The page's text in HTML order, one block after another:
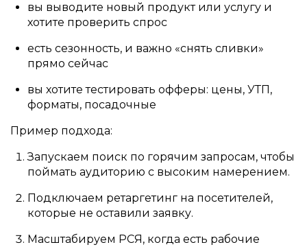
вы выводите новый продукт или услугу и
хотите проверить спрос
есть сезонность, и важно «снять сливки»
прямо сейчас
вы хотите тестировать офферы: цены, УТП,
форматы, посадочные
Пример подхода:
Запускаем поиск по горячим запросам, чтобы
поймать аудиторию с высоким намерением.
Подключаем ретаргетинг на посетителей,
которые не оставили заявку.
Масштабируем РСЯ, когда есть рабочие